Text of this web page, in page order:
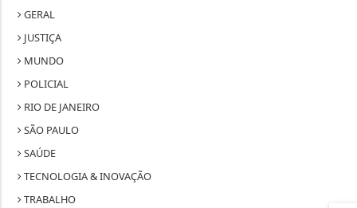
GERAL
JUSTIÇA
MUNDO
POLICIAL
RIO DE JANEIRO
SÃO PAULO
SAÚDE
TECNOLOGIA & INOVAÇÃO
TRABALHO